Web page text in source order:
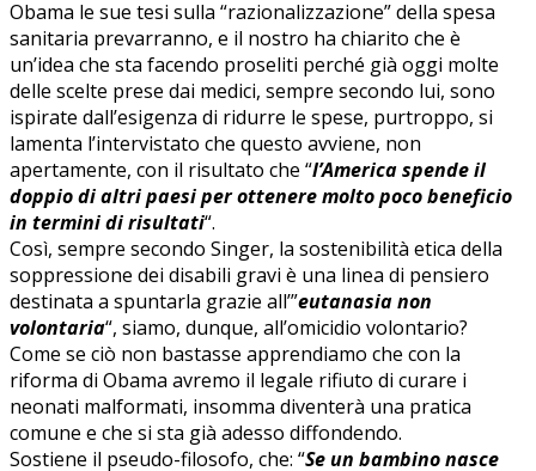
Obama le sue tesi sulla “razionalizzazione” della spesa
sanitaria prevarranno, e il nostro ha chiarito che è
un’idea che sta facendo proseliti perché già oggi molte
delle scelte prese dai medici, sempre secondo lui, sono
ispirate dall’esigenza di ridurre le spese, purtroppo, si
lamenta l’intervistato che questo avviene, non
apertamente, con il risultato che “l’America spende il
doppio di altri paesi per ottenere molto poco beneficio
in termini di risultati“.
Così, sempre secondo Singer, la sostenibilità etica della
soppressione dei disabili gravi è una linea di pensiero
destinata a spuntarla grazie all’”eutanasia non
volontaria“, siamo, dunque, all’omicidio volontario?
Come se ciò non bastasse apprendiamo che con la
riforma di Obama avremo il legale rifiuto di curare i
neonati malformati, insomma diventerà una pratica
comune e che si sta già adesso diffondendo.
Sostiene il pseudo-filosofo, che: “Se un bambino nasce